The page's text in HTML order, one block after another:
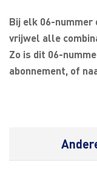
Bij elk 06-nummer
vrijwel alle
Zo is dit 06-
abonnement, of